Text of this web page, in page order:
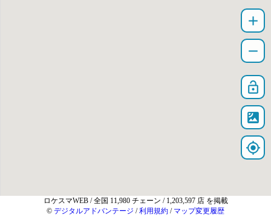
add
remove
lock_open
satellite
my_location
ロケスマWEB / 全国 11,980 チェーン / 1,203,597 店 を掲載
© デジタルアドバンテージ /利用規約 / マップ変更履歴